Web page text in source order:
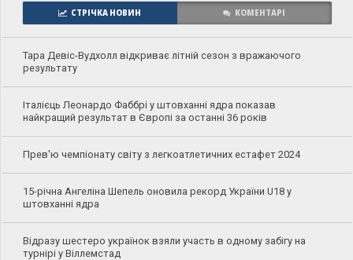
СТРІЧКА НОВИН КОМЕНТАРІ
Тара Девіс-Вудхолл відкриває літній сезон з вражаючого
результату
Італієць Леонардо Фаббрі у штовханні ядра показав
найкращий результат в Європі за останні 36 років
Прев'ю чемпіонату світу з легкоатлетичних естафет 2024
15-річна Ангеліна Шепель оновила рекорд України U18 у
штовханні ядра
Відразу шестеро українок взяли участь в одному забігу на
турнірі у Віллемстад